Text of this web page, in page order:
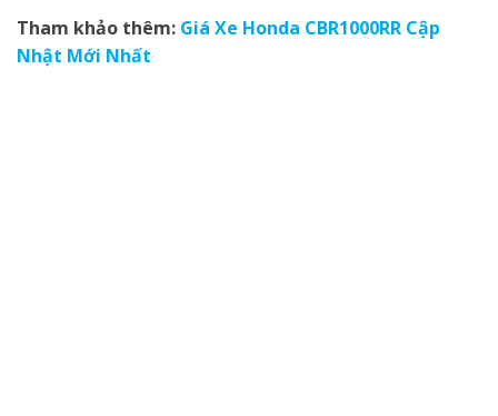
Tham khảo thêm: Giá Xe Honda CBR1000RR Cập
Nhật Mới Nhất